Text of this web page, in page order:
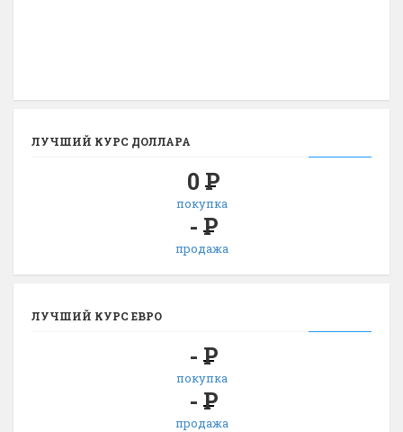
ЛУЧШИЙ КУРС ДОЛЛАРА
0 Р
покупка
- Р
продажа
ЛУЧШИЙ КУРС ЕВРО
- Р
покупка
- Р
продажа